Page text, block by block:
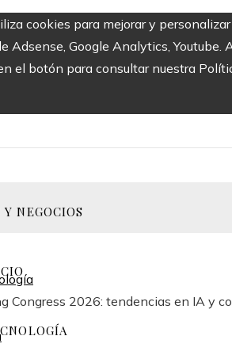
cookies para mejorar y
Adsense, Google Analytics,
el botón para consultar nuestra
NEGOCIOS
Congress 2026: tendencias en IA y